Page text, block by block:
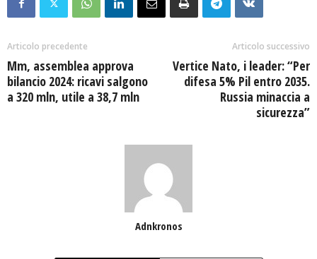
Articolo precedente
Mm, assemblea approva
bilancio 2024: ricavi salgono
a 320 mln, utile a 38,7 mln
Articolo successivo
Vertice Nato, i leader: “Per
difesa 5% Pil entro 2035.
Russia minaccia a
sicurezza”
Adnkronos